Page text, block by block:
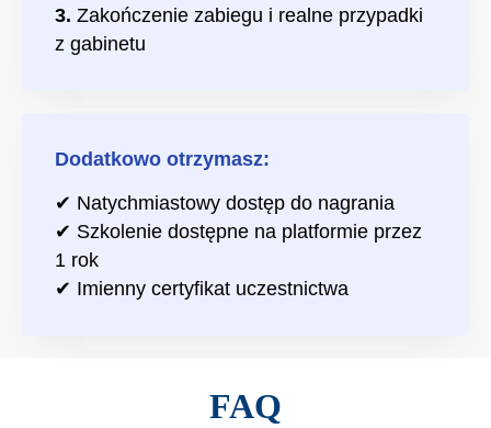
3. Zakończenie zabiegu i realne przypadki
z gabinetu
Dodatkowo otrzymasz:
✔ Natychmiastowy dostęp do nagrania
✔ Szkolenie dostępne na platformie przez
1 rok
✔ Imienny certyfikat uczestnictwa
FAQ